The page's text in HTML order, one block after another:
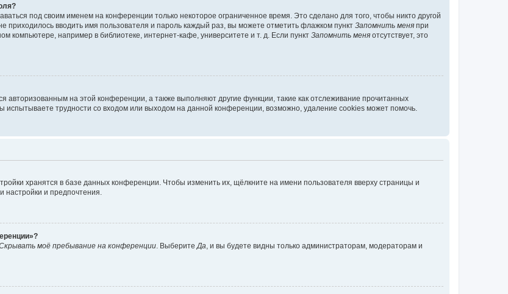
под своим именем на конференции только некоторое ограниченное время. Это сделано для того, чтобы никто другой
приходилось вводить имя пользователя и пароль каждый раз, вы можете отметить флажком пункт Запомнить меня при
компьютере, например в библиотеке, интернет-кафе, университете и т. д. Если пункт Запомнить меня отсутствует, это
авторизованным на этой конференции, а также выполняют другие функции, такие как отслеживание прочитанных
трудности со входом или выходом на данной конференции, возможно, удаление cookies может помочь.
хранятся в базе данных конференции. Чтобы изменить их, щёлкните на имени пользователя вверху страницы и
настройки и предпочтения.
моё пребывание на конференции . Выберите Да , и вы будете видны только администраторам, модераторам и